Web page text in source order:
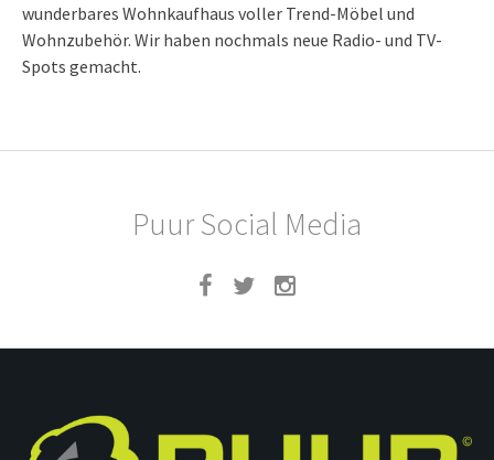
wunderbares Wohnkaufhaus voller Trend-Möbel und
Wohnzubehör. Wir haben nochmals neue Radio- und TV-
Spots gemacht.
Puur Social Media